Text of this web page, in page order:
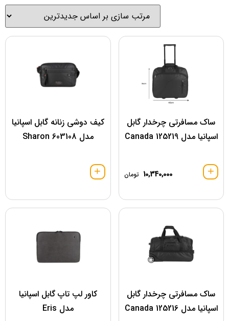
ساک مسافرتی چرخدار گابل
اسپانیا مدل 125219 Canada
10,340,000 تومان
کیف دوشی زنانه گابل اسپانیا
مدل 603108 Sharon
ساک مسافرتی چرخدار گابل
اسپانیا مدل 125216 Canada
کاور لپ تاپ گابل اسپانیا
مدل Eris